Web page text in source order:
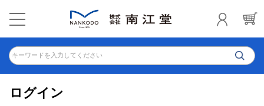
キーワードを入力してください
ログイン